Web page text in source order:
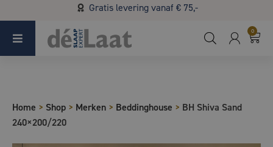
Gratis levering vanaf € 75,-
Koopzondag 29 maart in Bladel van 13.00 - 17.00
0
Home > Shop > Merken > Beddinghouse > BH Shiva Sand
240×200/220